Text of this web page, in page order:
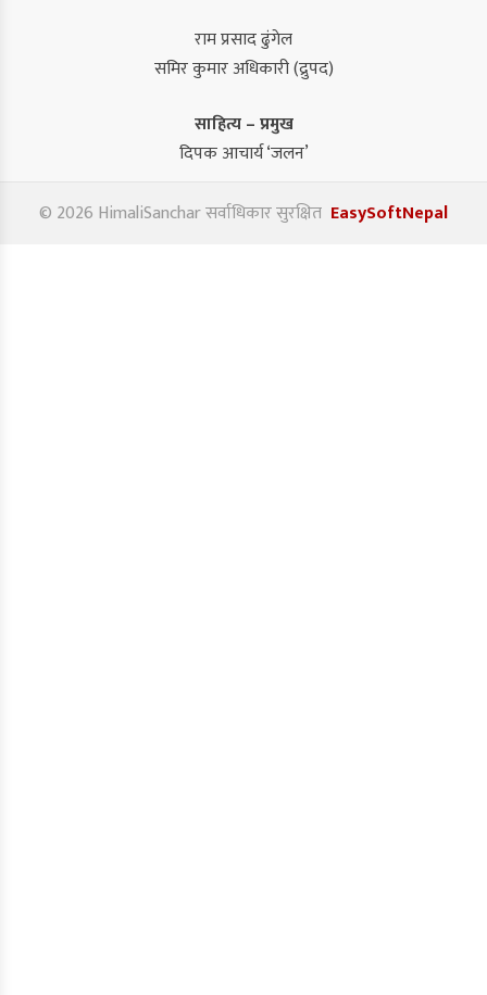
राम प्रसाद ढुंगेल
समिर कुमार अधिकारी (द्रुपद)
साहित्य – प्रमुख
दिपक आचार्य ‘जलन’
© 2026 HimaliSanchar सर्वाधिकार सुरक्षित EasySoftNepal